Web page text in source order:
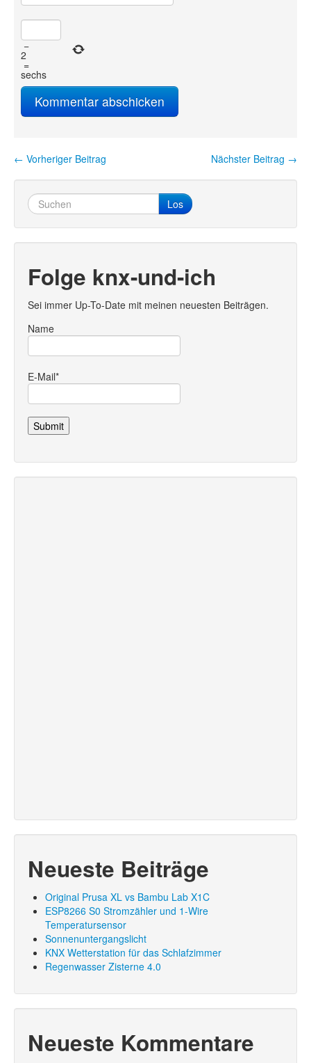
−
2
=
sechs
Artikel-Navigation
Nächster Beitrag →
← Vorheriger Beitrag
Los
Folge knx-und-ich
Sei immer Up-To-Date mit meinen neuesten Beiträgen.
Name
E-Mail*
Neueste Beiträge
Original Prusa XL vs Bambu Lab X1C
ESP8266 S0 Stromzähler und 1-Wire
Temperatursensor
Sonnenuntergangslicht
KNX Wetterstation für das Schlafzimmer
Regenwasser Zisterne 4.0
Neueste Kommentare